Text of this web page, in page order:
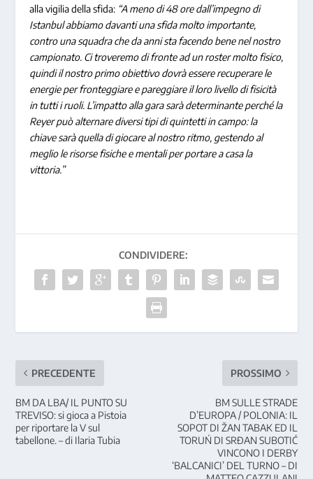
alla vigilia della sfida: “A meno di 48 ore dall’impegno di
Istanbul abbiamo davanti una sfida molto importante,
contro una squadra che da anni sta facendo bene nel nostro
campionato. Ci troveremo di fronte ad un roster molto fisico,
quindi il nostro primo obiettivo dovrà essere recuperare le
energie per fronteggiare e pareggiare il loro livello di fisicità
in tutti i ruoli. L’impatto alla gara sarà determinante perché la
Reyer può alternare diversi tipi di quintetti in campo: la
chiave sarà quella di giocare al nostro ritmo, gestendo al
meglio le risorse fisiche e mentali per portare a casa la
vittoria.”
CONDIVIDERE:
PRECEDENTE
BM DA LBA/ IL PUNTO SU
TREVISO: si gioca a Pistoia
per riportare la V sul
tabellone. – di Ilaria Tubia
PROSSIMO
BM SULLE STRADE
D’EUROPA / POLONIA: IL
SOPOT DI ŽAN TABAK ED IL
TORUŃ DI SRĐAN SUBOTIĆ
VINCONO I DERBY
‘BALCANICI’ DEL TURNO – DI